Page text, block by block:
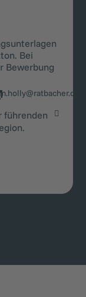
Bei
Bewerbung
führenden